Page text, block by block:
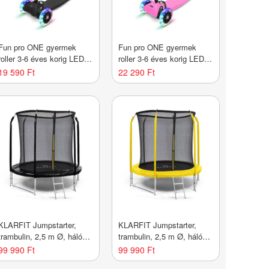
pro ONE gyermek
3-6 éves korig LED
összecsukható 50
ig állítható magasságú
590 Ft
Fun pro ONE gyermek
roller 3-6 éves korig LED
kerekek összecsukható 50
kg-ig állítható magasságú
22 290 Ft
Jumpstarter,
2,5 m Ø, háló
kg max., 195 cm Ø
990 Ft
KLARFIT Jumpstarter,
trambulin, 2,5 m Ø, háló
120 kg max., 195 cm Ø
ugrófelület
99 990 Ft